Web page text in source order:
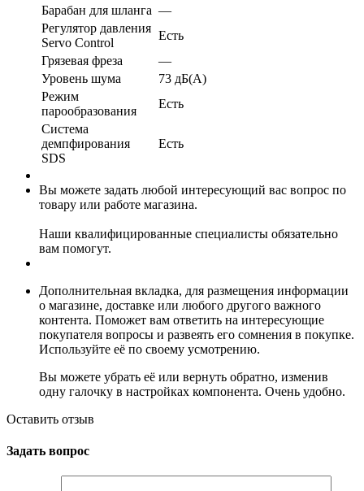
Барабан для шланга —
Регулятор давления
Servo Control
Есть
Грязевая фреза
—
Уровень шума
73 дБ(А)
Режим
парообразования
Есть
Система
демпфирования
SDS
Есть
Вы можете задать любой интересующий вас вопрос по
товару или работе магазина.
Наши квалифицированные специалисты обязательно
вам помогут.
Дополнительная вкладка, для размещения информации
о магазине, доставке или любого другого важного
контента. Поможет вам ответить на интересующие
покупателя вопросы и развеять его сомнения в покупке.
Используйте её по своему усмотрению.
Вы можете убрать её или вернуть обратно, изменив
одну галочку в настройках компонента. Очень удобно.
Оставить отзыв
Задать вопрос